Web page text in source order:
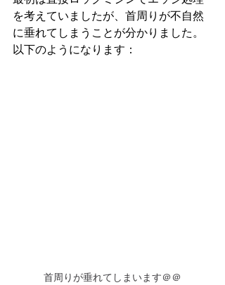
を考えていましたが、首周りが不自然
に垂れてしまうことが分かりました。
以下のようになります：
首周りが垂れてしまいます＠＠